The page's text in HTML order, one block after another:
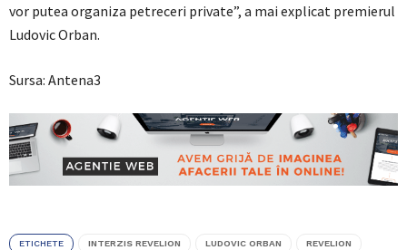
vor putea organiza petreceri private”, a mai explicat premierul
Ludovic Orban.
Sursa: Antena3
ETICHETE INTERZIS REVELION LUDOVIC ORBAN REVELION